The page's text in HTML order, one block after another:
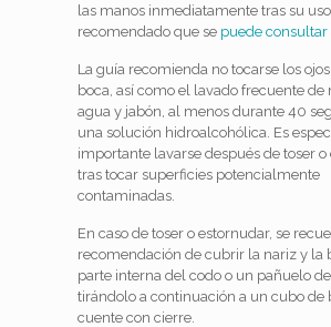
las manos inmediatamente tras su
recomendado que se puede consultar
La guía recomienda no tocarse los
boca, así como el lavado frecuente de
agua y jabón, al menos durante 40
una solución hidroalcohólica. Es
importante lavarse después de toser
tras tocar superficies potencialmente
contaminadas.
En caso de toser o estornudar, se
recomendación de cubrir la nariz y la
parte interna del codo o un pañuelo
tirándolo a continuación a un cubo de
cuente con cierre.